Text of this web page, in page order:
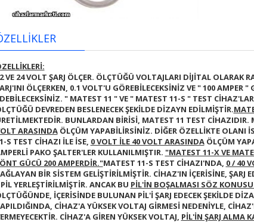
VE 24 VOLT ŞARJ ÖLÇER. ÖLÇTÜĞÜ VOLTAJLARI DİJİTAL OLARAK
ÖLÇERKEN, 0.1 VOLT'U GÖREBİLECEKSİNİZ VE" 100 AMPER "
" MATEST 11 " VE " MATEST 11-S " TEST
DEVREDEN BESLENECEK ŞEKİLDE DİZAYN EDİLMİŞTİR.
BUNLARDAN BİRİSİ, MATEST 11 TEST CİHAZIDIR.
ARASINDA ÖLÇÜM YAPABİLİRSİNİZ. DİĞER ÖZELLİKTE OLANI
S TEST CİHAZI İLE İSE, 0 VOLT İLE 40 VOLT ARASINDA ÖLÇÜM
PAKO ŞALTER'LER KULLANILMIŞTIR. "MATEST 11-X VE
GÜCÜ 200 AMPERDİR."MATEST 11-S TEST CİHAZI'NDA, 0 / 40
BİR SİSTEM GELİŞTİRİLMİŞTİR. CİHAZ'IN İÇERİSİNE, ŞARJ
YERLEŞTİRİLMİŞTİR. ANCAK BU PİL'İN BOŞALMASI SÖZ
İÇERİSİNDE BULUNAN PİL'İ ŞARJ EDECEK ŞEKİLDE
CİHAZ'A YÜKSEK VOLTAJ GİRMESİ NEDENİYLE,
CİHAZ'A GİREN YÜKSEK VOLTAJ, PİL'İN ŞARJ ALMA